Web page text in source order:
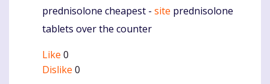
Komentaras
prednisolone cheapest - site prednisolone
tablets over the counter
Like 0
Dislike 0